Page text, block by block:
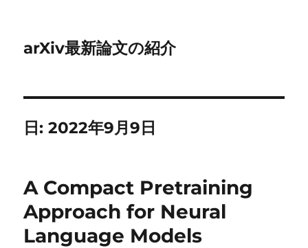
arXiv最新論文の紹介
日:2022年9月9日
A Compact Pretraining
Approach for Neural
Language Models